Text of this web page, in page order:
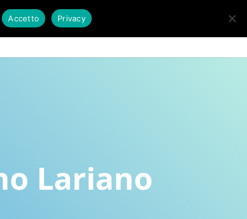
SERVIZI
Lariano
Accetto Privacy